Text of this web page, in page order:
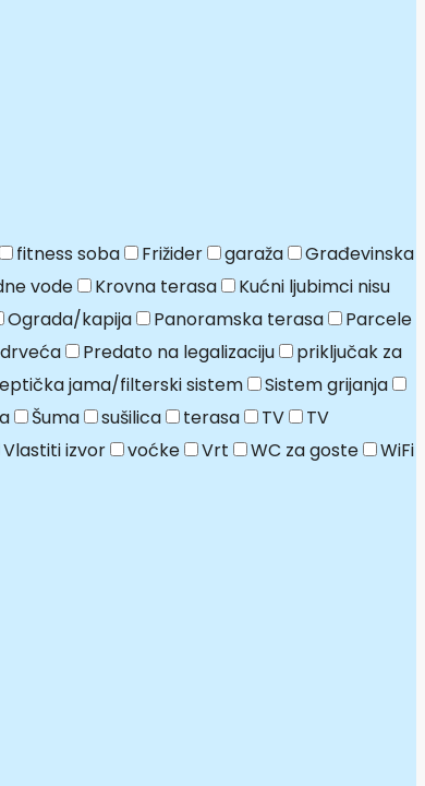
fitness soba Frižider garaža
Građevinska
vode Krovna terasa
Kućni ljubimci nisu
Ograda/kapija Panoramska terasa
Parcele
Predato na legalizaciju
priključak za
jama/filterski sistem
Sistem grijanja
Šuma sušilica terasa TV
TV
Vlastiti izvor voćke Vrt WC za goste
WiFi